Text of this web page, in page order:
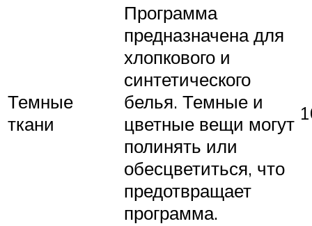
Темные
ткани
Программа
предназначена для
хлопкового и
синтетического
белья. Темные и
цветные вещи могут
полинять или
обесцветиться, что
предотвращает
программа.